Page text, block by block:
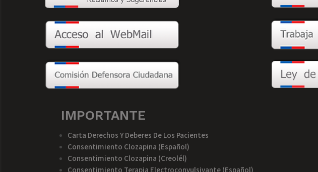
IMPORTANTE
Carta Derechos Y Deberes De Los Pacientes
Consentimiento Clozapina (español)
Consentimiento Clozapina (creolél)
Consentimiento Terapia Electroconvulsivante (español)